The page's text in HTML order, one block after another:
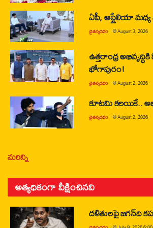
ఏపీ, ఆస్ట్రేలియా
చైతన్యరధం @August 3, 2026
ఉత్తరాంధ్ర
భోగాపురం!
చైతన్యరధం @August 2, 2026
కూటమి కలయికే..
చైతన్యరధం @August 2, 2026
మరిన్ని
అత్యధికంగా వీక్షించినవి
దళితులపై జగన్‌ది